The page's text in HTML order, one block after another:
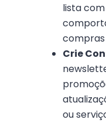
lista
compras
Crie
ou